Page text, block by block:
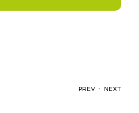
PREV . NEXT